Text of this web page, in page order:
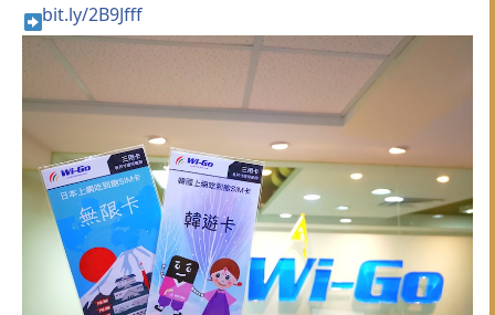
bit.ly/2B9Jfff